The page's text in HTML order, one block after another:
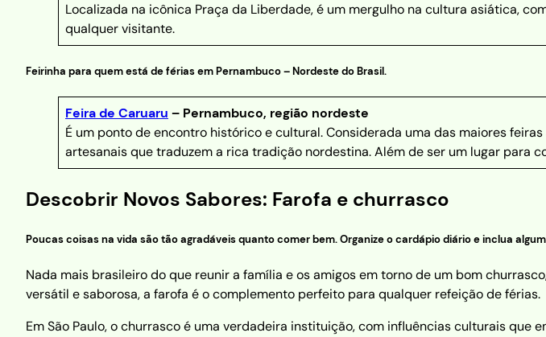
Localizada na icônica Praça da Liberdade, é um mergulho na cultura asiática,
qualquer visitante.
Feirinha para quem está de férias em Pernambuco – Nordeste do Brasil.
Feira de Caruaru – Pernambuco, região nordeste
É um ponto de encontro histórico e cultural. Considerada uma das maiores
artesanais que traduzem a rica tradição nordestina. Além de ser um lugar para
Descobrir Novos Sabores: Farofa e churrasco
Poucas coisas na vida são tão agradáveis ​​quanto comer bem. Organize o cardápio diário e inclua
Nada mais brasileiro do que reunir a família e os amigos em torno de um bom
versátil e saborosa, a farofa é o complemento perfeito para qualquer refeição de férias.
Em São Paulo, o churrasco é uma verdadeira instituição, com influências culturais que